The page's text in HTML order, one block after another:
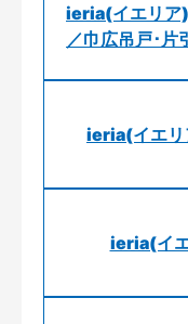
ieria(イエリア)
／巾広吊戸･片
ieria(イエリ
ieria(イ